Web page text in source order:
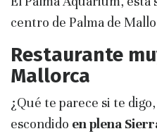
centro de Palma de
Restaurante
Mallorca
¿Qué te parece si te
escondido en plena